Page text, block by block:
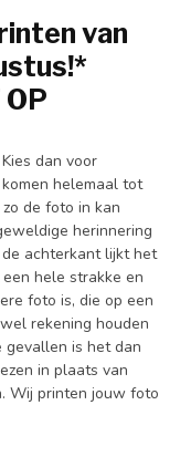
van
dan voor
helemaal tot
de foto in kan
herinnering
achterkant lijkt het
hele strakke en
foto is, die op een
rekening houden
gevallen is het dan
in plaats van
Wij printen jouw foto